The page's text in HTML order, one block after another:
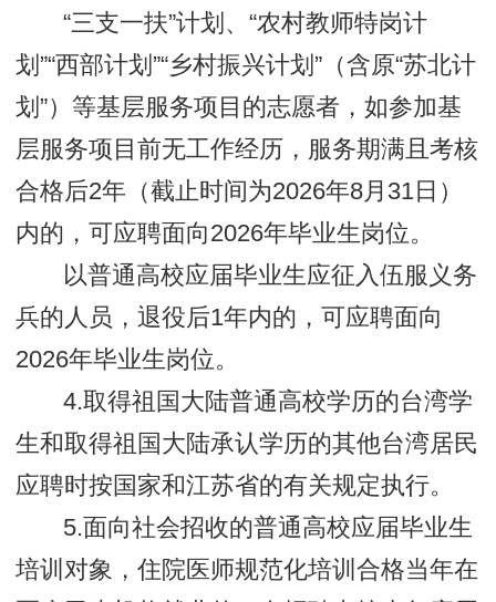
“三支一扶”计划、“农村教师特岗计
划”“西部计划”“乡村振兴计划”（含原“苏北计
划”）等基层服务项目的志愿者，如参加基
层服务项目前无工作经历，服务期满且考核
合格后2年（截止时间为2026年8月31日）
内的，可应聘面向2026年毕业生岗位。
以普通高校应届毕业生应征入伍服义务
兵的人员，退役后1年内的，可应聘面向
2026年毕业生岗位。
4.取得祖国大陆普通高校学历的台湾学
生和取得祖国大陆承认学历的其他台湾居民
应聘时按国家和江苏省的有关规定执行。
5.面向社会招收的普通高校应届毕业生
培训对象，住院医师规范化培训合格当年在